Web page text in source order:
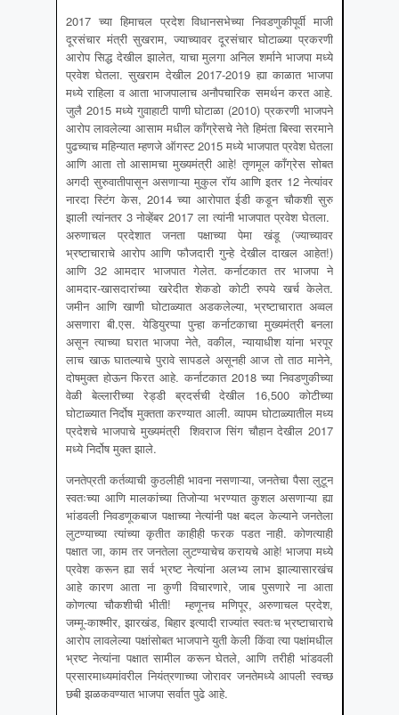
2017 च्या हिमाचल प्रदेश विधानसभेच्या निवडणुकीपूर्वी माजी
दूरसंचार मंत्री सुखराम, ज्याच्यावर दूरसंचार घोटाळ्या प्रकरणी
आरोप सिद्ध देखील झालेत, याचा मुलगा अनिल शर्माने भाजपा मध्ये
प्रवेश घेतला. सुखराम देखील 2017-2019 ह्या काळात भाजपा
मध्ये राहिला व आता भाजपालाच अनौपचारिक समर्थन करत आहे.
जुलै 2015 मध्ये गुवाहाटी पाणी घोटाळा (2010) प्रकरणी भाजपने
आरोप लावलेल्या आसाम मधील काँग्रेसचे नेते हिमंता बिस्वा सरमाने
पुढच्याच महिन्यात म्हणजे ऑगस्ट 2015 मध्ये भाजपात प्रवेश घेतला
आणि आता तो आसामचा मुख्यमंत्री आहे! तृणमूल काँग्रेस सोबत
अगदी सुरुवातीपासून असणाऱ्या मुकुल रॉय आणि इतर 12 नेत्यांवर
नारदा स्टिंग केस, 2014 च्या आरोपात ईडी कडून चौकशी सुरु
झाली त्यांनतर 3 नोव्हेंबर 2017 ला त्यांनी भाजपात प्रवेश घेतला.
अरुणाचल प्रदेशात जनता पक्षाच्या पेमा खंडू (ज्याच्यावर
भ्रष्टाचाराचे आरोप आणि फौजदारी गुन्हे देखील दाखल आहेत!)
आणि 32 आमदार भाजपात गेलेत. कर्नाटकात तर भाजपा ने
आमदार-खासदारांच्या खरेदीत शेकडो कोटी रुपये खर्च केलेत.
जमीन आणि खाणी घोटाळ्यात अडकलेल्या, भ्रष्टाचारात अव्वल
असणारा बी.एस. येडियुरप्पा पुन्हा कर्नाटकाचा मुख्यमंत्री बनला
असून त्याच्या घरात भाजपा नेते, वकील, न्यायाधीश यांना भरपूर
लाच खाऊ घातल्याचे पुरावे सापडले असूनही आज तो ताठ मानेने,
दोषमुक्त होऊन फिरत आहे. कर्नाटकात 2018 च्या निवडणुकीच्या
वेळी बेल्लारीच्या रेड्डी ब्रदर्सची देखील 16,500 कोटीच्या
घोटाळ्यात निर्दोष मुक्तता करण्यात आली. व्यापम घोटाळ्यातील मध्य
प्रदेशचे भाजपाचे मुख्यमंत्री शिवराज सिंग चौहान देखील 2017
मध्ये निर्दोष मुक्त झाले.
जनतेप्रती कर्तव्याची कुठलीही भावना नसणाऱ्या, जनतेचा पैसा लुटून
स्वतःच्या आणि मालकांच्या तिजोऱ्या भरण्यात कुशल असणाऱ्या ह्या
भांडवली निवडणूकबाज पक्षाच्या नेत्यांनी पक्ष बदल केल्याने जनतेला
लुटण्याच्या त्यांच्या कृतीत काहीही फरक पडत नाही. कोणत्याही
पक्षात जा, काम तर जनतेला लुटण्याचेच करायचे आहे! भाजपा मध्ये
प्रवेश करून ह्या सर्व भ्रष्ट नेत्यांना अलभ्य लाभ झाल्यासारखंच
आहे कारण आता ना कुणी विचारणारे, जाब पुसणारे ना आता
कोणत्या चौकशीची भीती! म्हणूनच मणिपूर, अरुणाचल प्रदेश,
जम्मू-काश्मीर, झारखंड, बिहार इत्यादी राज्यांत स्वतःच भ्रष्टाचाराचे
आरोप लावलेल्या पक्षांसोबत भाजपाने युती केली किंवा त्या पक्षांमधील
भ्रष्ट नेत्यांना पक्षात सामील करून घेतले, आणि तरीही भांडवली
प्रसारमाध्यमांवरील नियंत्रणाच्या जोरावर जनतेमध्ये आपली स्वच्छ
छबी झळकवण्यात भाजपा सर्वात पुढे आहे.